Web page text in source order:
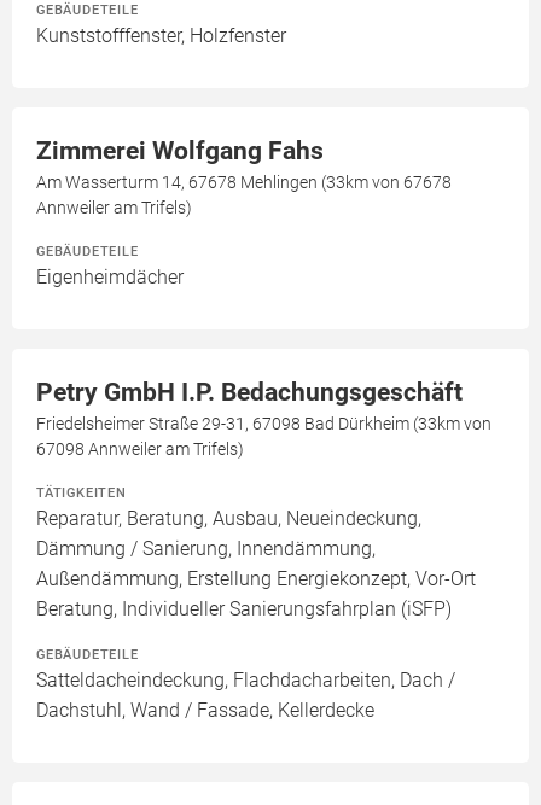
GEBÄUDETEILE
Kunststofffenster, Holzfenster
Zimmerei Wolfgang Fahs
Am Wasserturm 14, 67678 Mehlingen (33km von 67678
Annweiler am Trifels)
GEBÄUDETEILE
Eigenheimdächer
Petry GmbH I.P. Bedachungsgeschäft
Friedelsheimer Straße 29-31, 67098 Bad Dürkheim (33km von
67098 Annweiler am Trifels)
TÄTIGKEITEN
Reparatur, Beratung, Ausbau, Neueindeckung,
Dämmung / Sanierung, Innendämmung,
Außendämmung, Erstellung Energiekonzept, Vor-Ort
Beratung, Individueller Sanierungsfahrplan (iSFP)
GEBÄUDETEILE
Satteldacheindeckung, Flachdacharbeiten, Dach /
Dachstuhl, Wand / Fassade, Kellerdecke